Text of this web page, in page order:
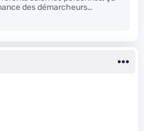
des démarcheurs…